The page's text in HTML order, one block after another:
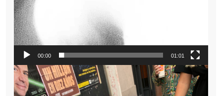
00:00 01:01